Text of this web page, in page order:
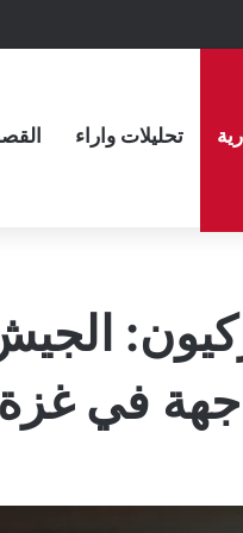
تحليلات واراء
في غزة